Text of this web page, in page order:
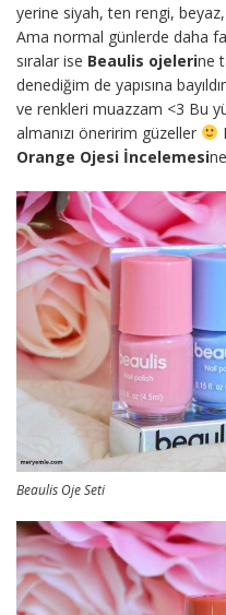
yerine siyah, ten rengi,
Ama normal günlerde daha
sıralar ise Beaulis ojelerine
denediğim de yapısına
ve renkleri muazzam <3 Bu
almanızı öneririm güzeller
Orange Ojesi İncelemesi
Beaulis Oje Seti